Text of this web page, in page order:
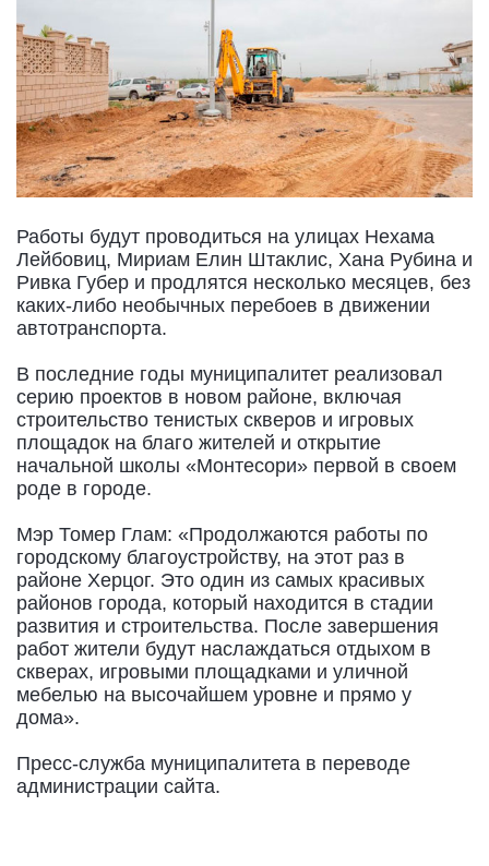
Работы будут проводиться на улицах Нехама
Лейбовиц, Мириам Елин Штаклис, Хана Рубина и
Ривка Губер и продлятся несколько месяцев, без
каких-либо необычных перебоев в движении
автотранспорта.
В последние годы муниципалитет реализовал
серию проектов в новом районе, включая
строительство тенистых скверов и игровых
площадок на благо жителей и открытие
начальной школы «Монтесори» первой в своем
роде в городе.
Мэр Томер Глам: «Продолжаются работы по
городскому благоустройству, на этот раз в
районе Херцог. Это один из самых красивых
районов города, который находится в стадии
развития и строительства. После завершения
работ жители будут наслаждаться отдыхом в
скверах, игровыми площадками и уличной
мебелью на высочайшем уровне и прямо у
дома».
Пресс-служба муниципалитета в переводе
администрации сайта.